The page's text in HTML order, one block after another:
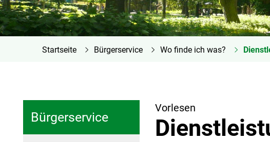
Startseite Bürgerservice Wo finde ich was?
Bürgerservice
Vorlesen